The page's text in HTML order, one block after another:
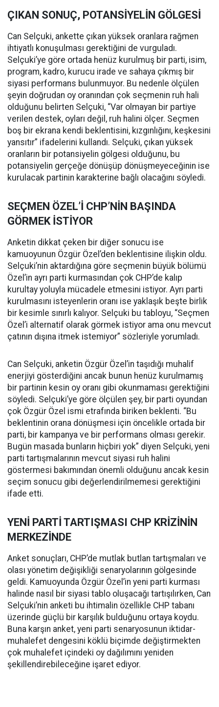
ÇIKAN SONUÇ, POTANSİYELİN GÖLGESİ
Can Selçuki, ankette çıkan yüksek oranlara rağmen
ihtiyatlı konuşulması gerektiğini de vurguladı.
Selçuki’ye göre ortada henüz kurulmuş bir parti, isim,
program, kadro, kurucu irade ve sahaya çıkmış bir
siyasi performans bulunmuyor. Bu nedenle ölçülen
şeyin doğrudan oy oranından çok seçmenin ruh hali
olduğunu belirten Selçuki, “Var olmayan bir partiye
verilen destek, oyları değil, ruh halini ölçer. Seçmen
boş bir ekrana kendi beklentisini, kızgınlığını, keşkesini
yansıtır” ifadelerini kullandı. Selçuki, çıkan yüksek
oranların bir potansiyelin gölgesi olduğunu, bu
potansiyelin gerçeğe dönüşüp dönüşmeyeceğinin ise
kurulacak partinin karakterine bağlı olacağını söyledi.
SEÇMEN ÖZEL’İ CHP’NİN BAŞINDA
GÖRMEK İSTİYOR
Anketin dikkat çeken bir diğer sonucu ise
kamuoyunun Özgür Özel’den beklentisine ilişkin oldu.
Selçuki’nin aktardığına göre seçmenin büyük bölümü
Özel’in ayrı parti kurmasından çok CHP’de kalıp
kurultay yoluyla mücadele etmesini istiyor. Ayrı parti
kurulmasını isteyenlerin oranı ise yaklaşık beşte birlik
bir kesimle sınırlı kalıyor. Selçuki bu tabloyu, “Seçmen
Özel’i alternatif olarak görmek istiyor ama onu mevcut
çatının dışına itmek istemiyor” sözleriyle yorumladı.
Can Selçuki, anketin Özgür Özel’in taşıdığı muhalif
enerjiyi gösterdiğini ancak bunun henüz kurulmamış
bir partinin kesin oy oranı gibi okunmaması gerektiğini
söyledi. Selçuki’ye göre ölçülen şey, bir parti oyundan
çok Özgür Özel ismi etrafında biriken beklenti. “Bu
beklentinin orana dönüşmesi için öncelikle ortada bir
parti, bir kampanya ve bir performans olması gerekir.
Bugün masada bunların hiçbiri yok” diyen Selçuki, yeni
parti tartışmalarının mevcut siyasi ruh halini
göstermesi bakımından önemli olduğunu ancak kesin
seçim sonucu gibi değerlendirilmemesi gerektiğini
ifade etti.
YENİ PARTİ TARTIŞMASI CHP KRİZİNİN
MERKEZİNDE
Anket sonuçları, CHP’de mutlak butlan tartışmaları ve
olası yönetim değişikliği senaryolarının gölgesinde
geldi. Kamuoyunda Özgür Özel’in yeni parti kurması
halinde nasıl bir siyasi tablo oluşacağı tartışılırken, Can
Selçuki’nin anketi bu ihtimalin özellikle CHP tabanı
üzerinde güçlü bir karşılık bulduğunu ortaya koydu.
Buna karşın anket, yeni parti senaryosunun iktidar-
muhalefet dengesini köklü biçimde değiştirmekten
çok muhalefet içindeki oy dağılımını yeniden
şekillendirebileceğine işaret ediyor.